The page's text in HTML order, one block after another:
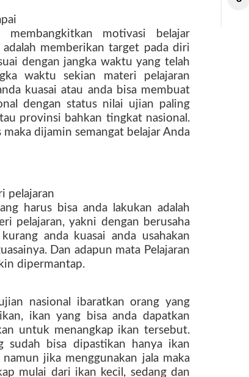
motivasi belajar
memberikan target pada diri
dengan jangka waktu yang telah
waktu sekian materi pelajaran
kuasai atau anda bisa membuat
dengan status nilai ujian paling
provinsi bahkan tingkat nasional.
dijamin semangat belajar Anda
pelajaran
harus bisa anda lakukan adalah
pelajaran, yakni dengan berusaha
anda kuasai anda usahakan
Dan adapun mata Pelajaran
dipermantap.
nasional ibaratkan orang yang
ikan yang bisa anda dapatkan
untuk menangkap ikan tersebut.
sudah bisa dipastikan hanya ikan
jika menggunakan jala maka
mulai dari ikan kecil, sedang dan